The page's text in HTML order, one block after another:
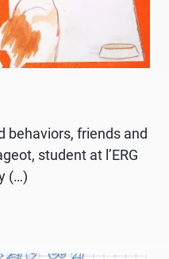
behaviors, friends and
student at l’ERG
(…)